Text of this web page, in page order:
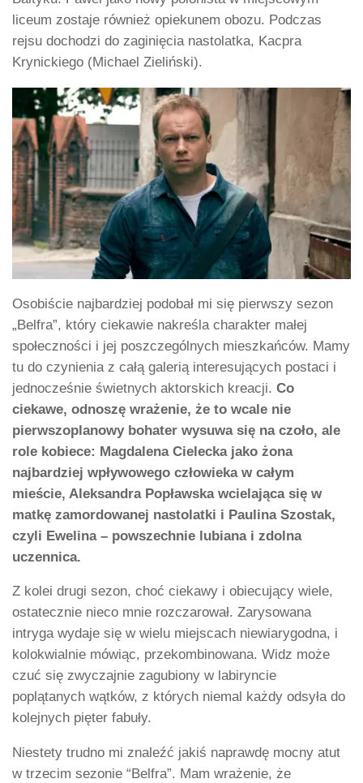
liceum zostaje również opiekunem obozu. Podczas
rejsu dochodzi do zaginięcia nastolatka, Kacpra
Krynickiego (Michael Zieliński).
Osobiście najbardziej podobał mi się pierwszy sezon
„Belfra”, który ciekawie nakreśla charakter małej
społeczności i jej poszczególnych mieszkańców. Mamy
tu do czynienia z całą galerią interesujących postaci i
jednocześnie świetnych aktorskich kreacji. Co
ciekawe, odnoszę wrażenie, że to wcale nie
pierwszoplanowy bohater wysuwa się na czoło, ale
role kobiece: Magdalena Cielecka jako żona
najbardziej wpływowego człowieka w całym
mieście, Aleksandra Popławska wcielająca się w
matkę zamordowanej nastolatki i Paulina Szostak,
czyli Ewelina – powszechnie lubiana i zdolna
uczennica.
Z kolei drugi sezon, choć ciekawy i obiecujący wiele,
ostatecznie nieco mnie rozczarował. Zarysowana
intryga wydaje się w wielu miejscach niewiarygodna, i
kolokwialnie mówiąc, przekombinowana. Widz może
czuć się zwyczajnie zagubiony w labiryncie
poplątanych wątków, z których niemal każdy odsyła do
kolejnych pięter fabuły.
Niestety trudno mi znaleźć jakiś naprawdę mocny atut
w trzecim sezonie “Belfra”. Mam wrażenie, że